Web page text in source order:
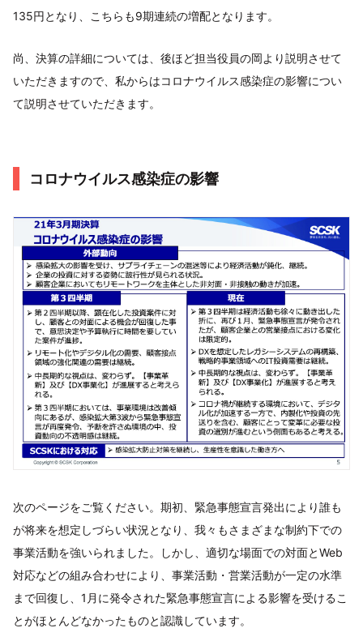
135円となり、こちらも9期連続の増配となります。
尚、決算の詳細については、後ほど担当役員の岡より説明させて
いただきますので、私からはコロナウイルス感染症の影響につい
て説明させていただきます。
コロナウイルス感染症の影響
次のページをご覧ください。期初、緊急事態宣言発出により誰も
が将来を想定しづらい状況となり、我々もさまざまな制約下での
事業活動を強いられました。しかし、適切な場面での対面とWeb
対応などの組み合わせにより、事業活動・営業活動が一定の水準
まで回復し、1月に発令された緊急事態宣言による影響を受けるこ
とがほとんどなかったものと認識しています。